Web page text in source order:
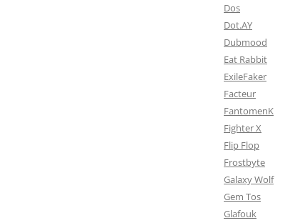
Dos
Dot.AY
Dubmood
Eat Rabbit
ExileFaker
Facteur
FantomenK
Fighter X
Flip Flop
Frostbyte
Galaxy Wolf
Gem Tos
Glafouk